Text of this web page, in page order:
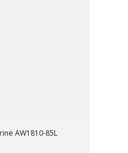
AW1810-85L